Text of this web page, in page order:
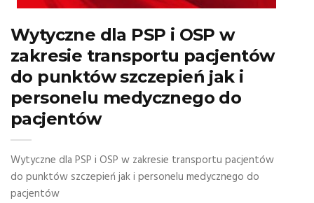
Wytyczne dla PSP i OSP w
zakresie transportu pacjentów
do punktów szczepień jak i
personelu medycznego do
pacjentów
Wytyczne dla PSP i OSP w zakresie transportu pacjentów
do punktów szczepień jak i personelu medycznego do
pacjentów